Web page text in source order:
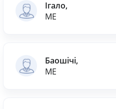
Ігало,
ME
Баошічі,
ME